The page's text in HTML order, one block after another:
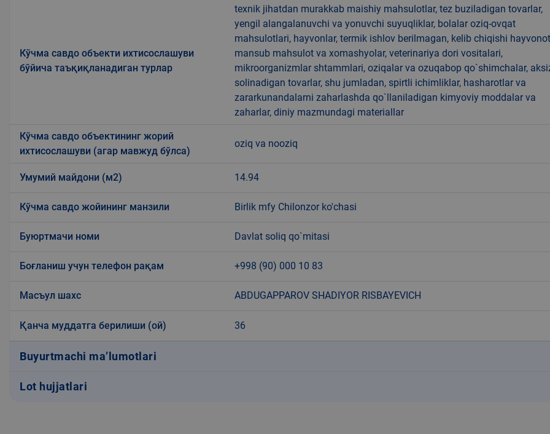
Кўчма савдо объекти ихтисослашуви
бўйича таъқиқланадиган турлар
texnik jihatdan murakkab maishiy mahsulotlar, tez buziladigan tovarlar,
yengil alangalanuvchi va yonuvchi suyuqliklar, bolalar oziq-ovqat
mahsulotlari, hayvonlar, termik ishlov berilmagan, kelib chiqishi
mansub mahsulot va xomashyolar, veterinariya dori vositalari,
mikroorganizmlar shtammlari, oziqalar va ozuqabop qo`shimchalar,
solinadigan tovarlar, shu jumladan, spirtli ichimliklar, hasharotlar va
zararkunandalarni zaharlashda qo`llaniladigan kimyoviy moddalar va
zaharlar, diniy mazmundagi materiallar
Кўчма савдо объектининг жорий
ихтисослашуви (агар мавжуд бўлса)
oziq va nooziq
Умумий майдони (м2) 14.94
Кўчма савдо жойининг манзили Birlik mfy Chilonzor ko'chasi
Буюртмачи номи Davlat soliq qo`mitasi
Боғланиш учун телефон рақам +998 (90) 000 10 83
Масъул шахс ABDUGAPPAROV SHADIYOR RISBAYEVICH
Қанча муддатга берилиши (ой) 36
Buyurtmachi ma’lumotlari
Lot hujjatlari